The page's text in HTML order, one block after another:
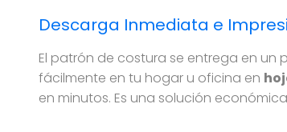
Descarga Inmediata e
El patrón de costura se entrega en un
fácilmente en tu hogar u oficina en
en minutos. Es una solución